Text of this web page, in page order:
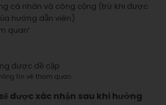
cá nhân và công cộng (trừ khi được
hướng dẫn viên)
quan¹
được đề cập
tin vé tham quan.
được xác nhận sau khi hướng